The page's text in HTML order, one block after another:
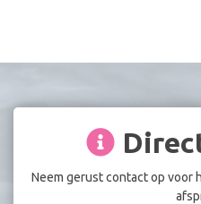
Neem gerust contact op voor